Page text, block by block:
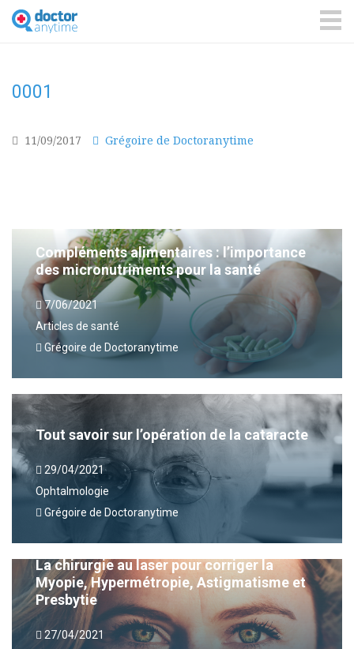
DoctorAnyTime
You
are
0001
11/09/2017 Grégoire de Doctoranytime
Compléments alimentaires : l’importance
des micronutriments pour la santé
7/06/2021
Articles de santé
Grégoire de Doctoranytime
Tout savoir sur l’opération de la cataracte
29/04/2021
Ophtalmologie
Grégoire de Doctoranytime
La chirurgie au laser pour corriger la
Myopie, Hypermétropie, Astigmatisme et
Presbytie
27/04/2021